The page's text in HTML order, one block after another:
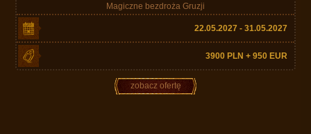
Magiczne bezdroża Gruzji
22.05.2027 - 31.05.2027
3900 PLN + 950 EUR
zobacz ofertę